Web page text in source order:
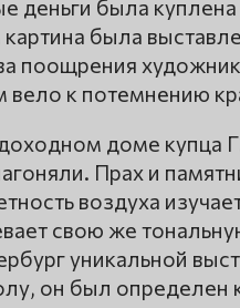
деньги была
была
поощрения
вело к потемнению
доме купца
Прах и
воздуха
свою же
уникальной
он был определен